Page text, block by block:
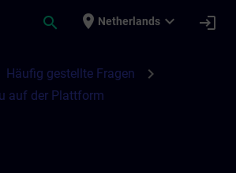
search place Netherlands expand_more login
Häufig gestellte Fragen chevron_right
auf der Plattform